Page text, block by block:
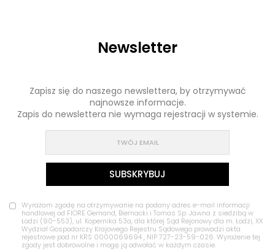
Newsletter
Zapisz się do naszego newslettera, by otrzymywać
najnowsze informacje.
Zapis do newslettera nie wymaga rejestracji w systemie.
Wyrażam zgodę na otrzymywanie na podany adres e-mail informacji
handlowej od FIORE Gernand, Biernacki i Tomas Sp. Jawna z siedzibą w
Łodzi (90-553), ul. Kopernika 53a, dla której Sąd Rejonowy dla m. Łodzi, XX
Wydział Gospodarczy Krajowego Rejestru Sądowego prowadzi akta
rejestrowe pod nr KRS 0000069694 , NIP 727-23-59-026. Wyrażenie tej
zgody jest dobrowolne i mogę ją odwołać w każdym czasie.